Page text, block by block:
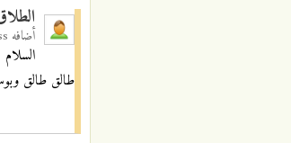
أضافه
طالق طالق